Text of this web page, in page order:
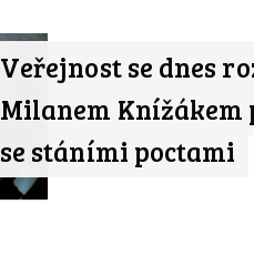
Veřejnost se dnes
Milanem Knížákem
se stáními poctami